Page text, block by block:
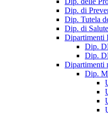
Dip. di
Dip. Tutela
Dip. di
Dipartimenti
Dip.
Dip.
Dipartimenti
Dip.